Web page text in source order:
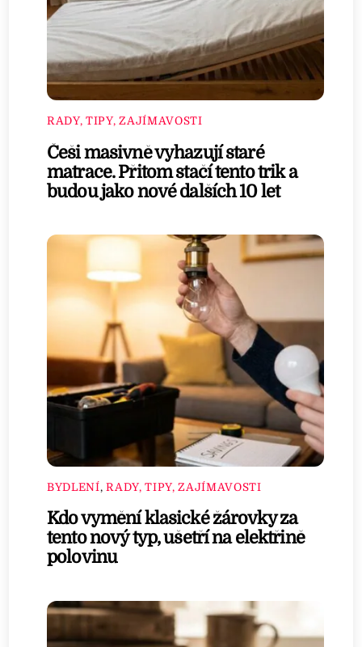
RADY, TIPY, ZAJÍMAVOSTI
Češi masivně vyhazují staré
matrace. Přitom stačí tento trik a
budou jako nové dalších 10 let
BYDLENÍ,RADY, TIPY, ZAJÍMAVOSTI
Kdo vymění klasické žárovky za
tento nový typ, ušetří na elektřině
polovinu